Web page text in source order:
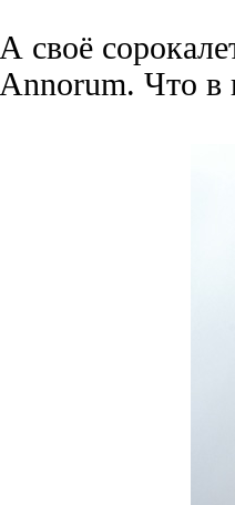
А своё
Annorum. Что в